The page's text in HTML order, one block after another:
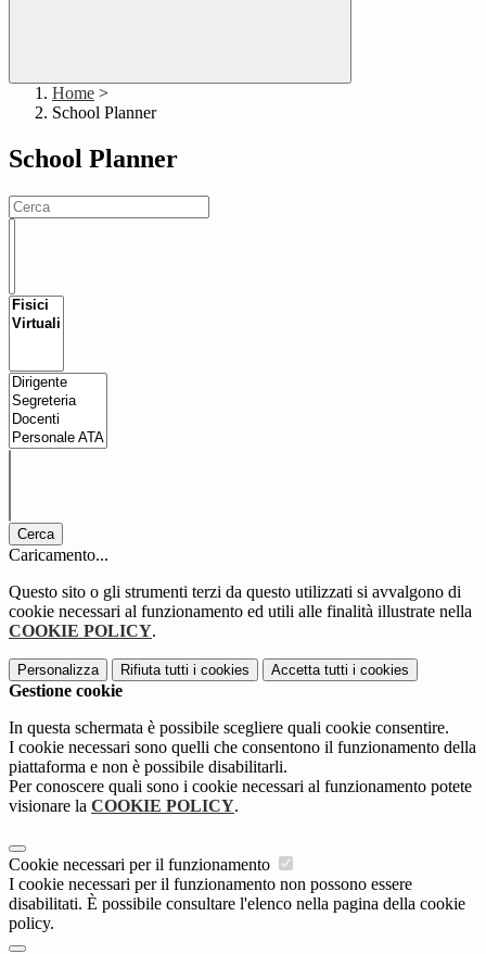
Home >
School Planner
School Planner
Cerca
Caricamento...
Questo sito o gli strumenti terzi da questo utilizzati si avvalgono di
cookie necessari al funzionamento ed utili alle finalità illustrate nella
COOKIE POLICY.
Personalizza Rifiuta tutti i cookies Accetta tutti i cookies
Gestione cookie
In questa schermata è possibile scegliere quali cookie consentire.
I cookie necessari sono quelli che consentono il funzionamento della
piattaforma e non è possibile disabilitarli.
Per conoscere quali sono i cookie necessari al funzionamento potete
visionare la COOKIE POLICY.
Cookie necessari per il funzionamento
I cookie necessari per il funzionamento non possono essere
disabilitati. È possibile consultare l'elenco nella pagina della cookie
policy.